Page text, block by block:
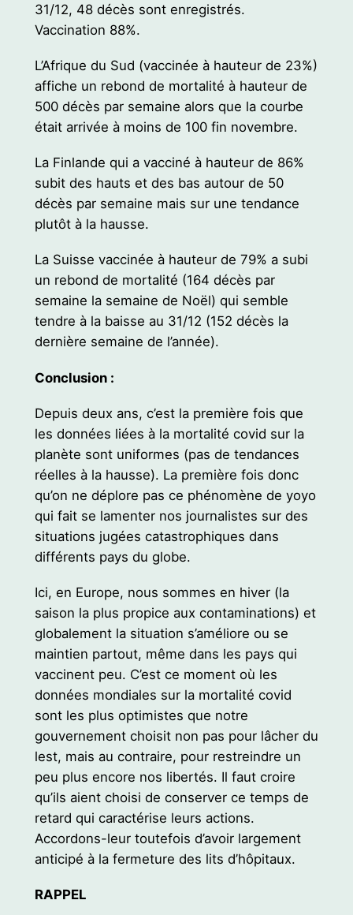
31/12, 48 décès sont enregistrés.
Vaccination 88%.
L’Afrique du Sud (vaccinée à hauteur de 23%)
affiche un rebond de mortalité à hauteur de
500 décès par semaine alors que la courbe
était arrivée à moins de 100 fin novembre.
La Finlande qui a vacciné à hauteur de 86%
subit des hauts et des bas autour de 50
décès par semaine mais sur une tendance
plutôt à la hausse.
La Suisse vaccinée à hauteur de 79% a subi
un rebond de mortalité (164 décès par
semaine la semaine de Noël) qui semble
tendre à la baisse au 31/12 (152 décès la
dernière semaine de l’année).
Conclusion :
Depuis deux ans, c’est la première fois que
les données liées à la mortalité covid sur la
planète sont uniformes (pas de tendances
réelles à la hausse). La première fois donc
qu’on ne déplore pas ce phénomène de yoyo
qui fait se lamenter nos journalistes sur des
situations jugées catastrophiques dans
différents pays du globe.
Ici, en Europe, nous sommes en hiver (la
saison la plus propice aux contaminations) et
globalement la situation s’améliore ou se
maintien partout, même dans les pays qui
vaccinent peu. C’est ce moment où les
données mondiales sur la mortalité covid
sont les plus optimistes que notre
gouvernement choisit non pas pour lâcher du
lest, mais au contraire, pour restreindre un
peu plus encore nos libertés. Il faut croire
qu’ils aient choisi de conserver ce temps de
retard qui caractérise leurs actions.
Accordons-leur toutefois d’avoir largement
anticipé à la fermeture des lits d’hôpitaux.
RAPPEL